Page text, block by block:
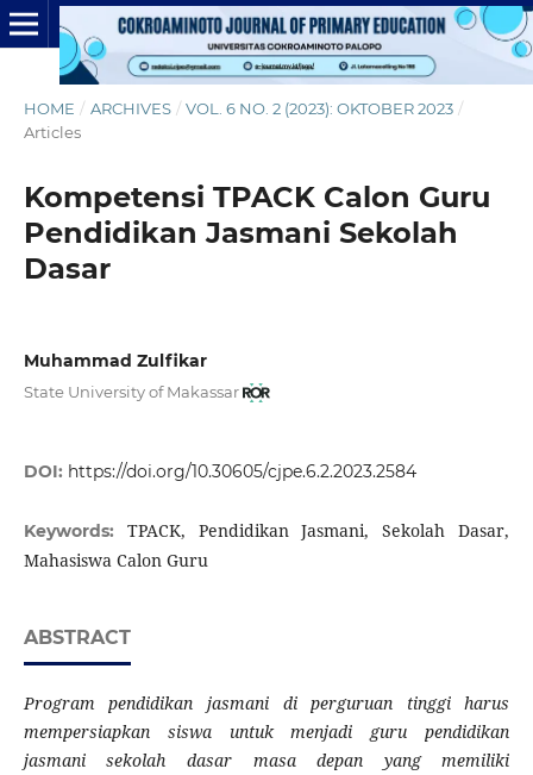
HOME / ARCHIVES / VOL. 6 NO. 2 (2023): OKTOBER 2023 /
Articles
Kompetensi TPACK Calon Guru
Pendidikan Jasmani Sekolah
Dasar
Muhammad Zulfikar
State University of Makassar
DOI: https://doi.org/10.30605/cjpe.6.2.2023.2584
Keywords: TPACK, Pendidikan Jasmani, Sekolah Dasar,
Mahasiswa Calon Guru
ABSTRACT
Program pendidikan jasmani di perguruan tinggi harus
mempersiapkan siswa untuk menjadi guru pendidikan
jasmani sekolah dasar
masa depan yang memiliki